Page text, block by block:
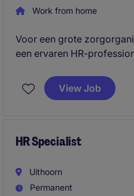
Work from home
Voor een grote
een ervaren HR-
personeelsplanning,
flexibele inzet. Het
professionaliseren van de
View Job
HR Specialist
Uithoorn
Permanent